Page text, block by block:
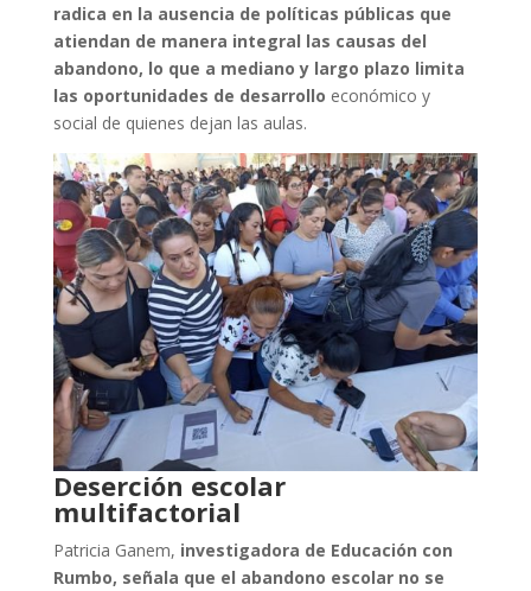
radica en la ausencia de políticas públicas que
atiendan de manera integral las causas del
abandono, lo que a mediano y largo plazo limita
las oportunidades de desarrollo económico y
social de quienes dejan las aulas.
Deserción escolar
multifactorial
Patricia Ganem, investigadora de Educación con
Rumbo, señala que el abandono escolar no se